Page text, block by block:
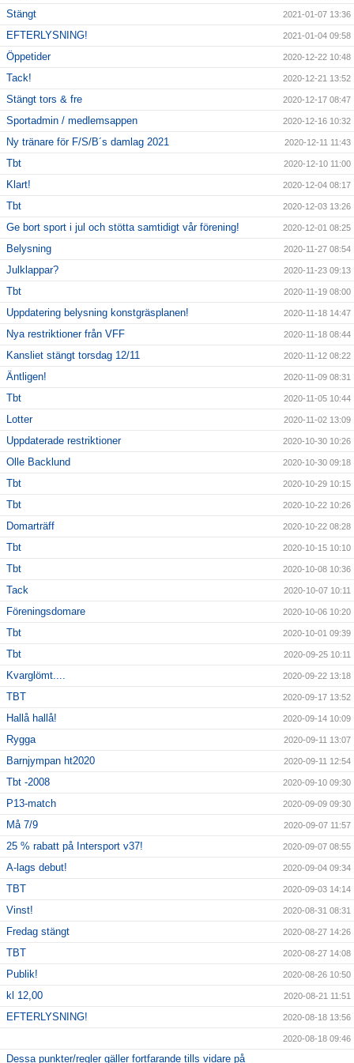
Stängt 2021-01-07 13:36
EFTERLYSNING! 2021-01-04 09:58
Öppetider 2020-12-22 10:48
Tack! 2020-12-21 13:52
Stängt tors & fre 2020-12-17 08:47
Sportadmin / medlemsappen 2020-12-16 10:32
Ny tränare för F/S/B´s damlag 2021 2020-12-11 11:43
Tbt 2020-12-10 11:00
Klart! 2020-12-04 08:17
Tbt 2020-12-03 13:26
Ge bort sport i jul och stötta samtidigt vår förening! 2020-12-01 08:25
Belysning 2020-11-27 08:54
Julklappar? 2020-11-23 09:13
Tbt 2020-11-19 08:00
Uppdatering belysning konstgräsplanen! 2020-11-18 14:47
Nya restriktioner från VFF 2020-11-18 08:44
Kansliet stängt torsdag 12/11 2020-11-12 08:22
Äntligen! 2020-11-09 08:31
Tbt 2020-11-05 10:44
Lotter 2020-11-02 13:09
Uppdaterade restriktioner 2020-10-30 10:26
Olle Backlund 2020-10-30 09:18
Tbt 2020-10-29 10:15
Tbt 2020-10-22 10:26
Domarträff 2020-10-22 08:28
Tbt 2020-10-15 10:10
Tbt 2020-10-08 10:36
Tack 2020-10-07 10:11
Föreningsdomare 2020-10-06 10:20
Tbt 2020-10-01 09:39
Tbt 2020-09-25 10:11
Kvarglömt.... 2020-09-22 13:18
TBT 2020-09-17 13:52
Hallå hallå! 2020-09-14 10:09
Rygga 2020-09-11 13:07
Barnjympan ht2020 2020-09-11 12:54
Tbt -2008 2020-09-10 09:30
P13-match 2020-09-09 09:30
Må 7/9 2020-09-07 11:57
25 % rabatt på Intersport v37! 2020-09-07 08:55
A-lags debut! 2020-09-04 09:34
TBT 2020-09-03 14:14
Vinst! 2020-08-31 08:31
Fredag stängt 2020-08-27 14:26
TBT 2020-08-27 14:08
Publik! 2020-08-26 10:50
kl 12,00 2020-08-21 11:51
EFTERLYSNING! 2020-08-18 13:56
2020-08-18 09:46
Dessa punkter/regler gäller fortfarande tills vidare på